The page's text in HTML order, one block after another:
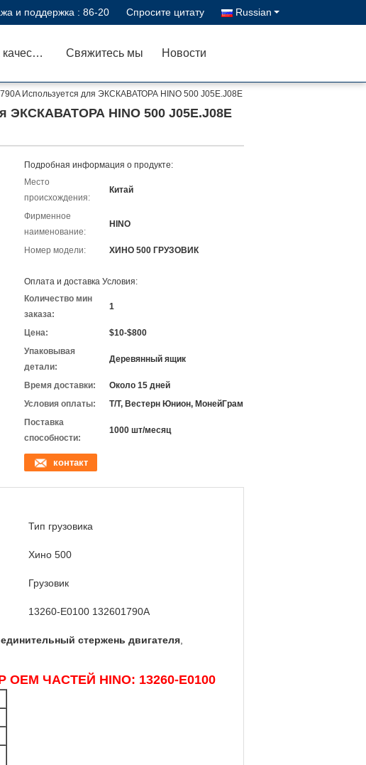
и поддержка : 86-20 Спросите цитату Russian
Проверка качества Свяжитесь мы Новости
Используется для ЭКСКАВАТОРА HINO 500 J05E.J08E
ЭКСКАВАТОРА HINO 500 J05E.J08E
Подробная информация о продукте:
Место
происхождения:
Китай
Фирменное
наименование:
HINO
Номер модели: ХИНО 500 ГРУЗОВИК
Оплата и доставка Условия:
Количество мин
заказа:
1
Цена:
$10-$800
Упаковывая
детали:
Деревянный ящик
Время доставки:
Около 15 дней
Условия оплаты:
Т/Т, Вестерн Юнион, МонейГрам
Поставка
способности:
1000 шт/месяц
контакт
Тип грузовика
Хино 500
Грузовик
13260-E0100 132601790A
стержень двигателя
OEM ЧАСТЕЙ HINO: 13260-E0100